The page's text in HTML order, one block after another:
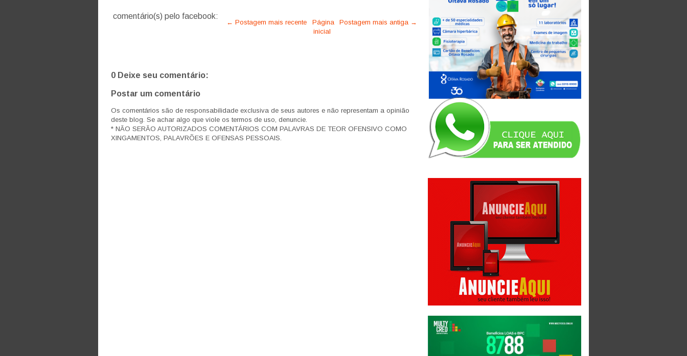
comentário(s) pelo facebook:
← Postagem mais recente Postagem mais antiga →
Página
inicial
0 Deixe seu comentário:
Postar um comentário
Os comentários são de responsabilidade exclusiva de seus autores e não representam a opinião
deste blog. Se achar algo que viole os termos de uso, denuncie.
* NÃO SERÃO AUTORIZADOS COMENTÁRIOS COM PALAVRAS DE TEOR OFENSIVO COMO
XINGAMENTOS, PALAVRÕES E OFENSAS PESSOAIS.